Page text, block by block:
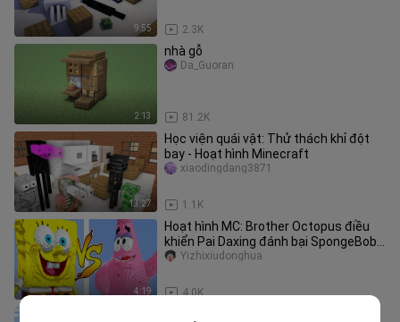
9:55 2.3K
2:13
nhà gỗ
81.2K
Da_Guoran
13:27
Học viện quái vật: Thử thách khỉ đột
bay - Hoạt hình Minecraft
1.1K
xiaodingdang3871
4:19
Hoạt hình MC: Brother Octopus điều
khiển Pai Daxing đánh bại SpongeBob
SquarePants
4.0K
Yizhixiudonghua